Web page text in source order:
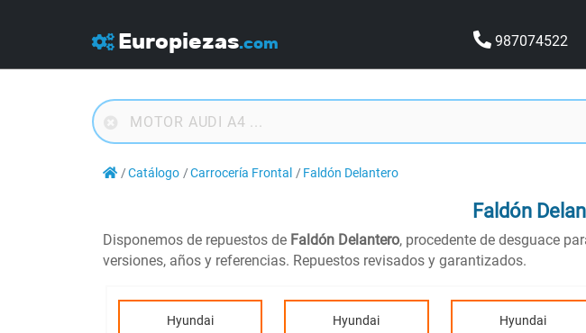
Europiezas.com 987074522
Catálogo Carrocería Frontal Faldón Delantero
Faldón
Disponemos de repuestos de Faldón Delantero, procedente de desguace
versiones, años y referencias. Repuestos revisados y garantizados.
Hyundai
Hyundai
Hyundai